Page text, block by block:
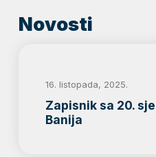
Novosti
16. listopada, 2025.
Zapisnik sa 20.
Banija